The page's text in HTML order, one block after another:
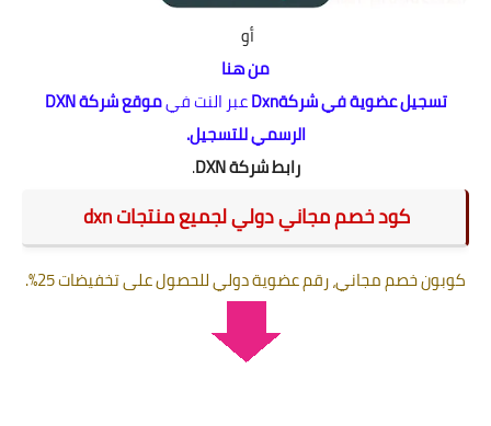
أو
من هنا
تسجيل عضوية في شركةDxn
عبر النت في
موقع شركة DXN
الرسمي للتسجيل.
رابط شركة DXN
.
كود خصم مجاني دولي لجميع منتجات dxn
كوبون خصم مجاني، رقم عضوية دولي للحصول على تخفيضات 25%.